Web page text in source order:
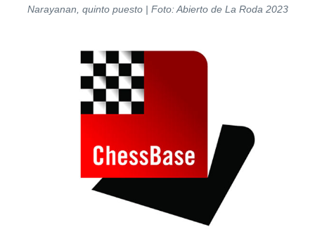
Narayanan, quinto puesto | Foto: Abierto de La Roda 2023